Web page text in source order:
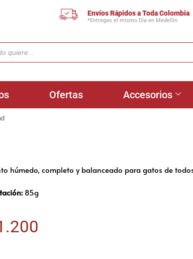
Envíos Rápidos a Toda Colombia
*Entregas el mismo Día en Medellín
Ofertas Accesorios
húmedo, completo y balanceado para gatos de
85g